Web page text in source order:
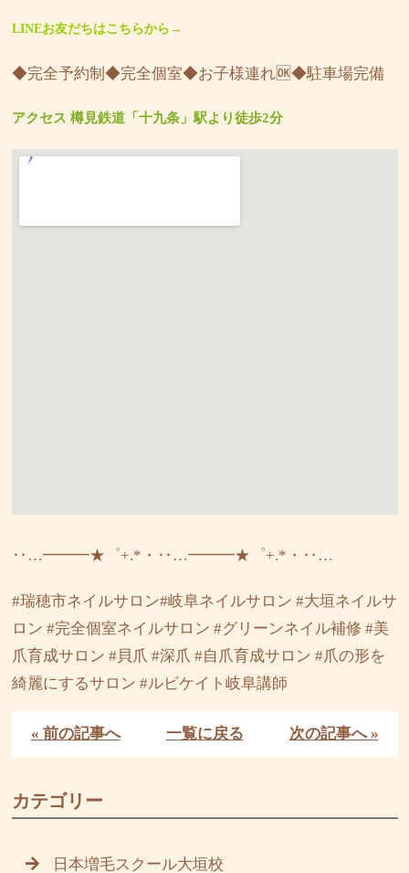
LINEお友だちはこちらから→
◆完全予約制◆完全個室◆お子様連れ🆗◆駐車場完備
アクセス 樽見鉄道「十九条」駅より徒歩2分
‥…━━━★゜+.*・‥…━━━★゜+.*・‥…
#瑞穂市ネイルサロン#岐阜ネイルサロン #大垣ネイルサ
ロン #完全個室ネイルサロン #グリーンネイル補修 #美
爪育成サロン #貝爪 #深爪 #自爪育成サロン #爪の形を
綺麗にするサロン #ルビケイト岐阜講師
« 前の記事へ 一覧に戻る 次の記事へ »
カテゴリー
日本増毛スクール大垣校